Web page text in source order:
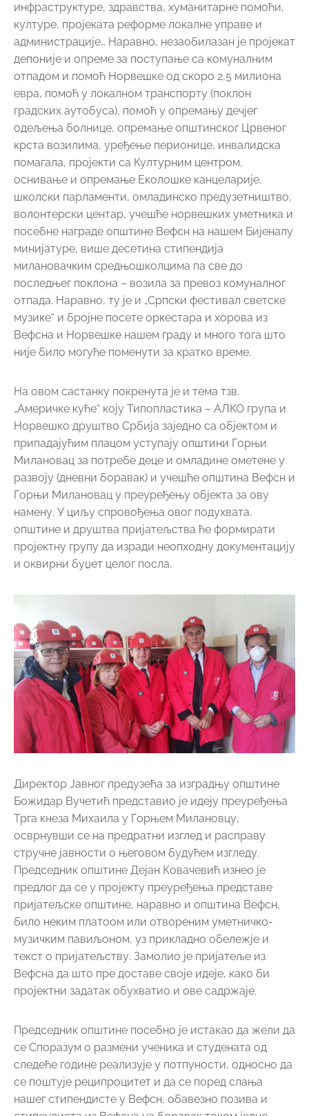
школски парламенти, омладинско предузетништво,
волонтерски центар, учешће норвешких уметника и
посебне награде општине Вефсн на нашем Бијеналу
минијатуре, више десетина стипендија
милановачким средњошколцима па све до
последњег поклона – возила за превоз комуналног
отпада. Наравно, ту је и „Српски фестивал светске
музике“ и бројне посете оркестара и хорова из
Вефсна и Норвешке нашем граду и много тога што
није било могуће поменути за кратко време.
На овом састанку покренута је и тема тзв.
„Америчке куће“ коју Типопластика – АЛКО група и
Норвешко друштво Србија заједно са објектом и
припадајућим плацом уступају општини Горњи
Милановац за потребе деце и омладине ометене у
развоју (дневни боравак) и учешће општина Вефсн и
Горњи Милановац у преуређењу објекта за ову
намену. У циљу спровођења овог подухвата,
општине и друштва пријатељства ће формирати
пројектну групу да изради неопходну документацију
Директор Јавног предузећа за изградњу општине
Трга кнеза Михаила у Горњем Милановцу,
осврнувши се на предратни изглед и расправу
стручне јавности о његовом будућем изгледу.
Председник општине Дејан Ковачевић изнео је
предлог да се у пројекту преуређења представе
пријатељске општине, наравно и општина Вефсн,
било неким платоом или отвореним уметничко-
музичким павиљоном, уз прикладно обележје и
Вефсна да што пре доставе своје идеје, како би
пројектни задатак обухватио и ове садржаје.
Председник општине посебно је истакао да жели да
се Споразум о размени ученика и студената од
следеће године реализује у потпуности, односно да
се поштује реципроцитет и да се поред слања
нашег стипендисте у Вефсн, обавезно позива и
стипендиста из Вефсна на боравак током једне
школске године у некој од средњих школа у Горњем
Милановцу. Заједно са Норвешким друштвом
решиће се питање смештаја, исхране и адекватног
џепарца током боравка детета из Норвешке у
контактирати више десетина досадашњих
стипендиста из Горњег Милановца и активније их
укључити у будућу сарадњу општина, уз наду да ће
и будући стипендисти из Вефсна допринети даљем
развоју пријатељства.